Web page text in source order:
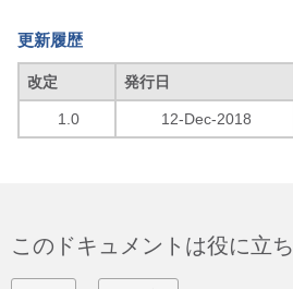
更新履歴
改定 発行日
1.0 12-Dec-2018
このドキュメントは役に立